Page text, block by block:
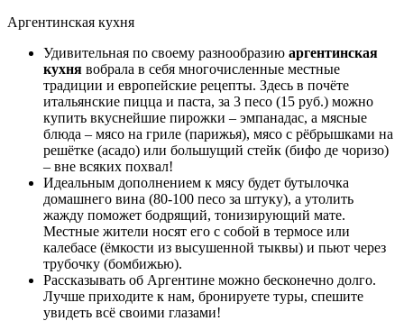
Аргентинская кухня
Удивительная по своему разнообразию аргентинская
кухня вобрала в себя многочисленные местные
традиции и европейские рецепты. Здесь в почёте
итальянские пицца и паста, за 3 песо (15 руб.) можно
купить вкуснейшие пирожки – эмпанадас, а мясные
блюда – мясо на гриле (парижья), мясо с рёбрышками на
решётке (асадо) или большущий стейк (бифо де чоризо)
– вне всяких похвал!
Идеальным дополнением к мясу будет бутылочка
домашнего вина (80-100 песо за штуку), а утолить
жажду поможет бодрящий, тонизирующий мате.
Местные жители носят его с собой в термосе или
калебасе (ёмкости из высушенной тыквы) и пьют через
трубочку (бомбижью).
Рассказывать об Аргентине можно бесконечно долго.
Лучше приходите к нам, бронируете туры, спешите
увидеть всё своими глазами!